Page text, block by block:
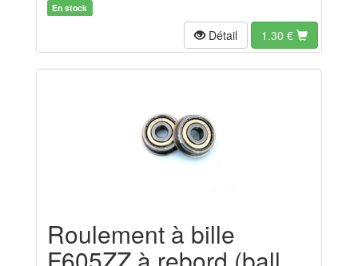
En stock
Détail 1.30 €
Roulement à bille